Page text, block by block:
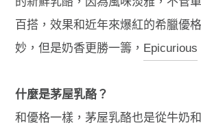
百搭，效果和近年來爆紅的希臘優
妙，但是奶香更勝一籌， Epicurious
什麼是茅屋乳酪？
和優格一樣，茅屋乳酪也是從牛奶